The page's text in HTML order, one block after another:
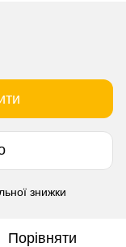
знижки
Порівняти